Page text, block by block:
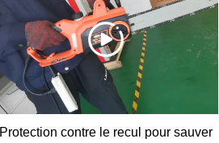
Protection contre le recul pour sauver